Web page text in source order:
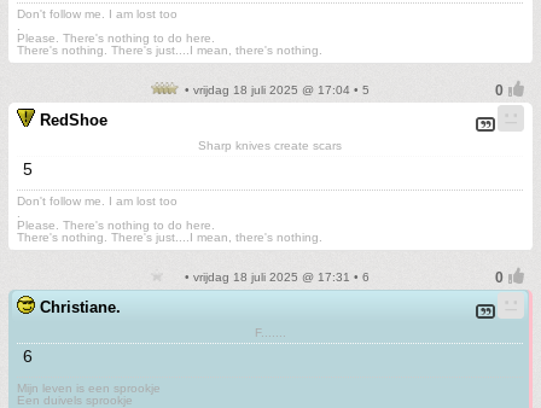
Don't follow me. I am lost too
Please. There's nothing to do here.
There's nothing. There's just....I mean, there's nothing.
• vrijdag 18 juli 2025 @ 17:04 • 5
RedShoe
Sharp knives create scars
5
Don't follow me. I am lost too
Please. There's nothing to do here.
There's nothing. There's just....I mean, there's nothing.
• vrijdag 18 juli 2025 @ 17:31 • 6
Christiane.
F.......
6
Mijn leven is een sprookje
Een duivels sprookje